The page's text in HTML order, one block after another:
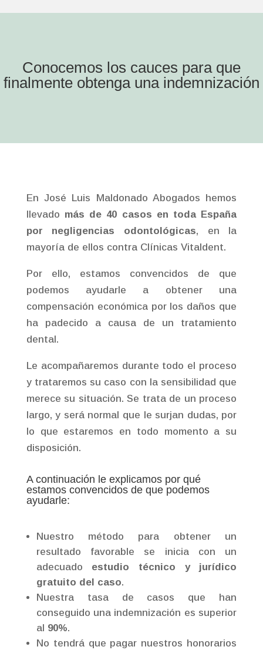
Conocemos los cauces para que
finalmente obtenga una indemnización
En José Luis Maldonado Abogados hemos
llevado más de 40 casos en toda España
por negligencias odontológicas, en la
mayoría de ellos contra Clínicas Vitaldent.
Por ello, estamos convencidos de que
podemos ayudarle a obtener una
compensación económica por los daños que
ha padecido a causa de un tratamiento
dental.
Le acompañaremos durante todo el proceso
y trataremos su caso con la sensibilidad que
merece su situación. Se trata de un proceso
largo, y será normal que le surjan dudas, por
lo que estaremos en todo momento a su
disposición.
A continuación le explicamos por qué
estamos convencidos de que podemos
ayudarle:
Nuestro método para obtener un
resultado favorable se inicia con un
adecuado estudio técnico y jurídico
gratuito del caso.
Nuestra tasa de casos que han
conseguido una indemnización es superior
al 90%.
No tendrá que pagar nuestros honorarios